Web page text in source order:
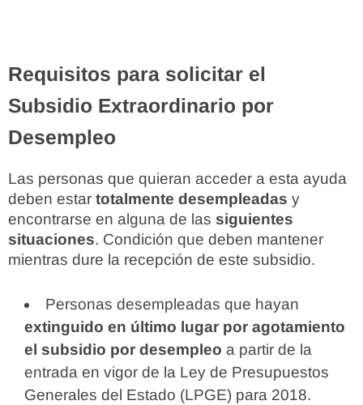
Requisitos para solicitar el
Subsidio Extraordinario por
Desempleo
Las personas que quieran acceder a esta ayuda
deben estar totalmente desempleadas y
encontrarse en alguna de las siguientes
situaciones. Condición que deben mantener
mientras dure la recepción de este subsidio.
Personas desempleadas que hayan
extinguido en último lugar por agotamiento
el subsidio por desempleo a partir de la
entrada en vigor de la Ley de Presupuestos
Generales del Estado (LPGE) para 2018.